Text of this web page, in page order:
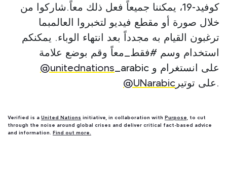
كوفيد-19، يمكننا جميعاً فعل ذلك معاً.شاركوا من
خلال صورة أو مقطع فيديو لتخبروا العالمبما
ترغبون القيام به مجدداً بعد انتهاء الوباء. يمكنكم
استخدام وسم #فقط_معاً وقم بوضع علامة
@unitednations
_arabic على انستغرام و
@UNarabic
على توتير.
Verified is a United Nations initiative, in collaboration with Purpose, to cut
through the noise around global crises and deliver critical fact-based advice
and information. Find out more.